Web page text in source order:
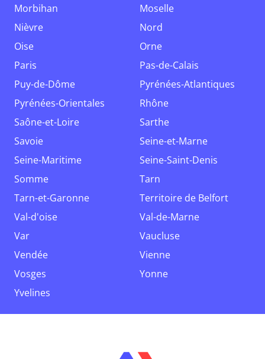
Morbihan
Moselle
Nièvre
Nord
Oise
Orne
Paris
Pas-de-Calais
Puy-de-Dôme
Pyrénées-Atlantiques
Pyrénées-Orientales
Rhône
Saône-et-Loire
Sarthe
Savoie
Seine-et-Marne
Seine-Maritime
Seine-Saint-Denis
Somme
Tarn
Tarn-et-Garonne
Territoire de Belfort
Val-d'oise
Val-de-Marne
Var
Vaucluse
Vendée
Vienne
Vosges
Yonne
Yvelines